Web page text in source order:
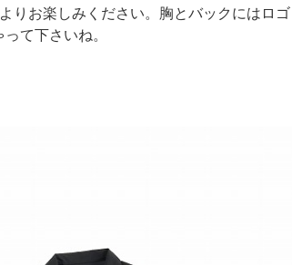
りお楽しみください。胸とバックにはロゴ
て下さいね。